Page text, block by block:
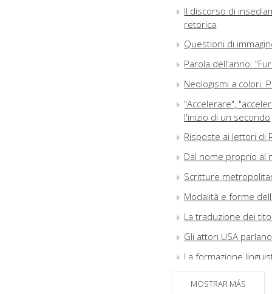
Il discorso di
retorica
Questioni di
Parola dell'anno:
Neologismi a colori.
"Accelerare",
l'inizio di un secondo
Risposte ai lettori di
Dal nome proprio al
Scritture
Modalità e forme
La traduzione dei
Gli attori USA
La formazione
L'insegnamento
MOSTRAR MÁS